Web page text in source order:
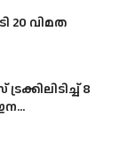
വിമത
8